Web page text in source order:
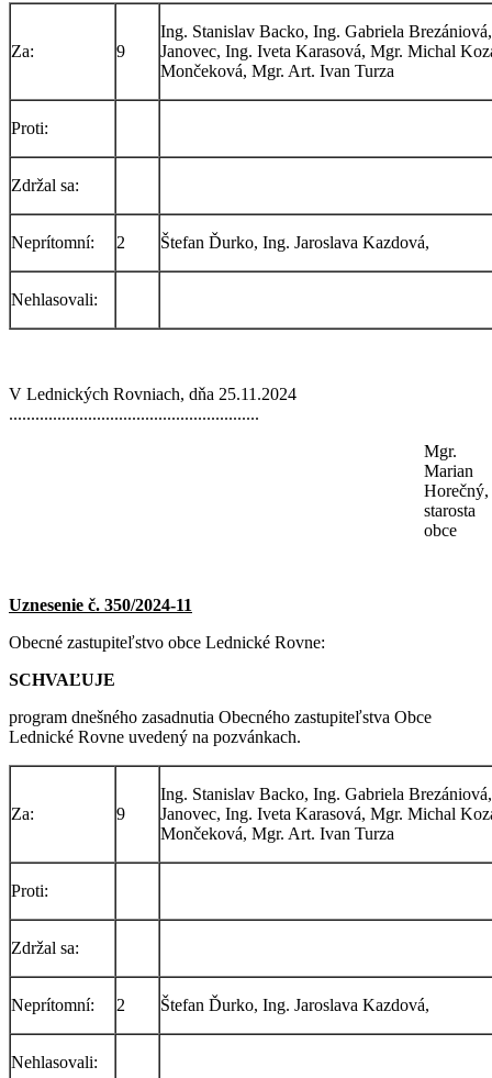
Za: 9
Ing. Stanislav Backo, Ing. Gabriela
Janovec, Ing. Iveta Karasová, Mgr. Michal
Mončeková, Mgr. Art. Ivan Turza
Proti:
Zdržal sa:
Neprítomní: 2 Štefan Ďurko, Ing. Jaroslava Kazdová,
Nehlasovali:
V Lednických Rovniach, dňa 25.11.2024
.........................................................
Mgr.
Marian
Horečný,
starosta
obce
Uznesenie č. 350/2024-11
Obecné zastupiteľstvo obce Lednické Rovne:
SCHVAĽUJE
program dnešného zasadnutia Obecného zastupiteľstva Obce
Lednické Rovne uvedený na pozvánkach.
Za: 9
Ing. Stanislav Backo, Ing. Gabriela
Janovec, Ing. Iveta Karasová, Mgr. Michal
Mončeková, Mgr. Art. Ivan Turza
Proti:
Zdržal sa:
Neprítomní: 2 Štefan Ďurko, Ing. Jaroslava Kazdová,
Nehlasovali: